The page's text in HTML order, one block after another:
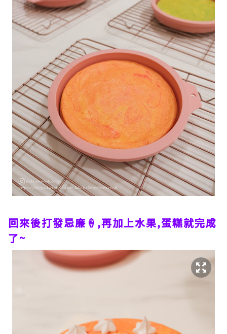
回來後打發忌廉🍦,再加上水果,蛋糕就完成
了~